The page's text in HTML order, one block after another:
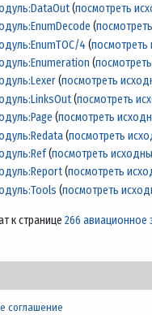
(посмотреть
(
4 (
(
(посмотреть
(посмотреть
(посмотреть
(посмотреть
(посмотреть
(посмотреть
(посмотреть
к странице 266 авиационное
соглашение